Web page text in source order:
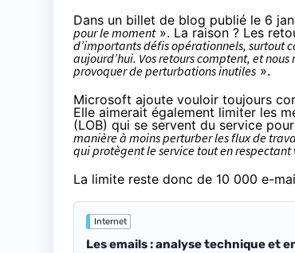
Dans un billet de blog publié le 6
pour le moment». La raison ? Les
d’importants défis opérationnels, surtout
aujourd’hui. Vos retours comptent, et
provoquer de perturbations inutiles ».
Microsoft ajoute vouloir toujours
Elle aimerait également limiter les
(LOB) qui se servent du service
manière à moins perturber les flux de
qui protègent le service tout en respectant
La limite reste donc de 10 000 e-
Internet
Les emails : analyse technique et